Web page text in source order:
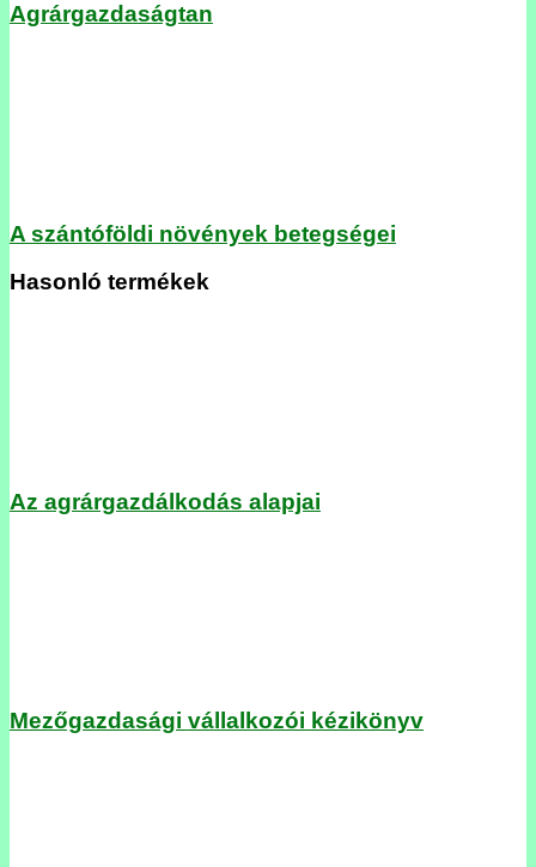
Agrárgazdaságtan
A szántóföldi növények betegségei
Hasonló termékek
Az agrárgazdálkodás alapjai
Mezőgazdasági vállalkozói kézikönyv